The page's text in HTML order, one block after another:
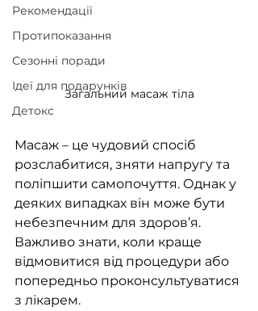
Рекомендації
Протипоказання
Сезонні поради
Ідеї для подарунків
Детокс
Загальний масаж тіла
Масаж – це чудовий спосіб
розслабитися, зняти напругу та
поліпшити самопочуття. Однак у
деяких випадках він може бути
небезпечним для здоров’я.
Важливо знати, коли краще
відмовитися від процедури або
попередньо проконсультуватися
з лікарем.